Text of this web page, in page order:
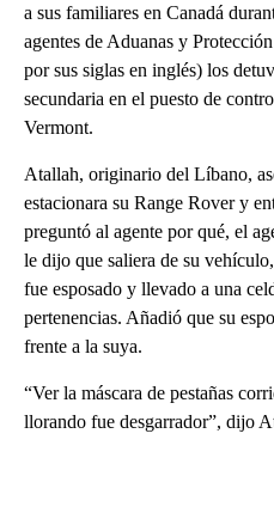
a sus familiares en Canadá
agentes de Aduanas y
por sus siglas en inglés) los
secundaria en el puesto de
Vermont.
Atallah, originario del Líbano,
estacionara su Range Rover y
preguntó al agente por qué, el
le dijo que saliera de su
fue esposado y llevado a una
pertenencias. Añadió que su
frente a la suya.
“Ver la máscara de pestañas
llorando fue desgarrador”, dijo